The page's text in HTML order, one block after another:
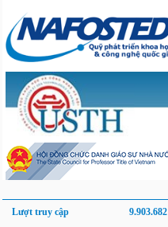
Lượt truy cập 9.903.682